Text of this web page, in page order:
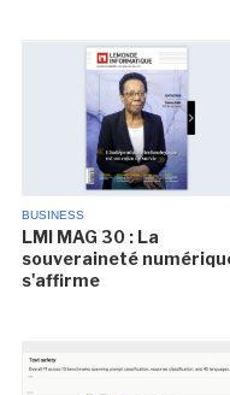
BUSINESS
LMI MAG 30 : La
souveraineté
s'affirme